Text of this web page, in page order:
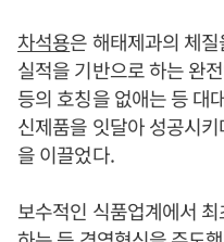
차석용은 해태제과의 체
실적을 기반으로 하는 완
등의 호칭을 없애는 등 대
신제품을 잇달아 성공시
을 이끌었다.
보수적인 식품업계에서